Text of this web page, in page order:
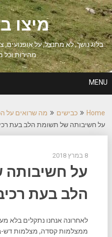
Skip
to
content
מיצו
בלוג נושך, לא מתנצל, על
מהירות וכל
MENU
Home כבישים
מה שרואים על
על חשיבותה של תשומת הלב בעת
8 במרץ 2018
על
הלב בעת
לאחרונה אנחנו נתקלים בלא
ממצלמות קסדה, מצלמות דש-